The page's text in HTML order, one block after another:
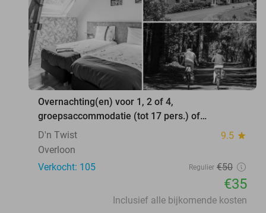
Overnachting(en) voor 1, 2 of 4,
groepsaccommodatie (tot 17 pers.) of
vakantiehuis (4 tot 8 pers.)
D'n Twist 9.5 star
Overloon
Verkocht: 105
Regulier €50
€35
Inclusief alle bijkomende kosten